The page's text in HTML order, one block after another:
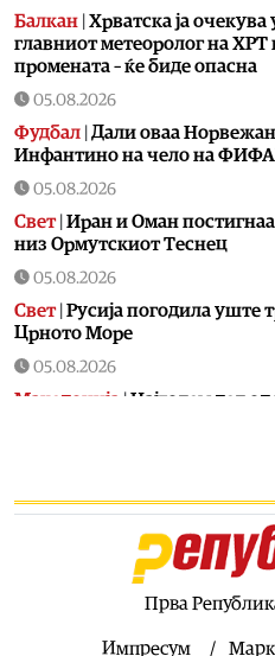
Балкан Хрватска ја
главниот метеоролог на ХРТ
промената – ќе биде опасна
05.08.2026
Фудбал Дали оваа
Инфантино на чело на
05.08.2026
Свет| Иран и Оман постигнаа
низ Ормутскиот Теснец
05.08.2026
Свет| Русија погодила уште
Црното Море
05.08.2026
Македонија |Најголем дел
запалена трева при сечење
Нуклеарката Кршко
производството за 20%
Прва
Импресум